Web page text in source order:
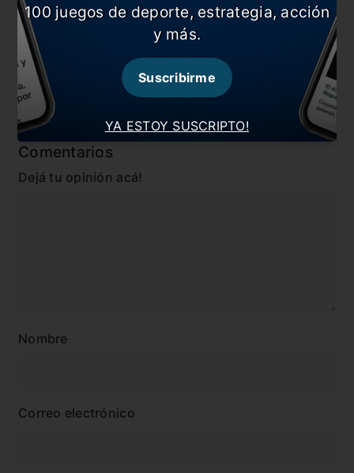
Desde Europa buscan a Villa
Cordobazo del Xeneize
En esta nota:
#Noticia
Comentarios
Dejá tu opinión acá!
Nombre
Correo electrónico
YA ESTOY SUSCRIPTO!
100 juegos de deporte, estrategia, acción
y más.
Suscribirme